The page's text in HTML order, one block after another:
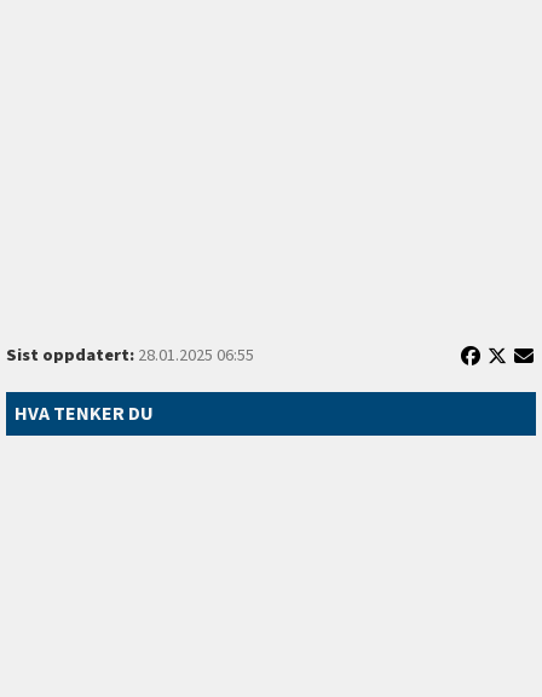
Sist oppdatert:28.01.2025 06:55
HVA TENKER DU